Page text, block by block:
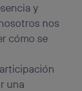
y
nos
cómo se
una